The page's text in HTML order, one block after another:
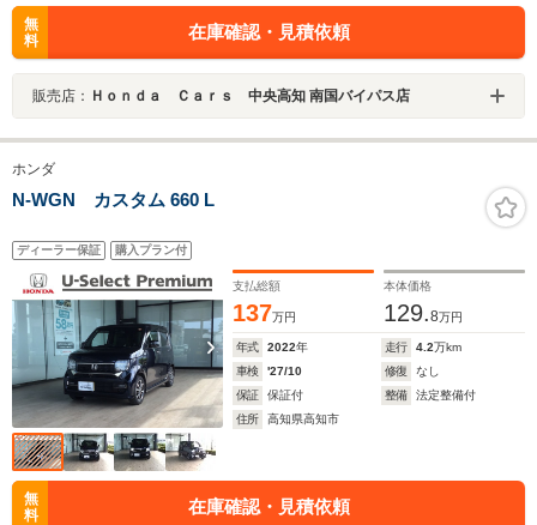
無
料
在庫確認・見積依頼
販売店： Ｈｏｎｄａ Ｃａｒｓ 中央高知 南国バイパス店
ホンダ
N-WGN カスタム 660 L
ディーラー保証 購入プラン付
支払総額
137万円
本体価格
129.8万円
年式 2022年 走行 4.2万km
車検
'27/10 修復
なし
保証
保証付 整備
法定整備付
住所
高知県高知市
無
料
在庫確認・見積依頼